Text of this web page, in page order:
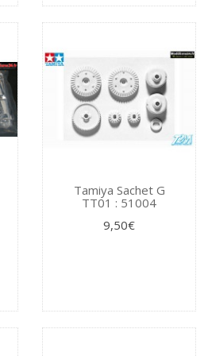
Tamiya Sachet G
TT01 : 51004
9,50€